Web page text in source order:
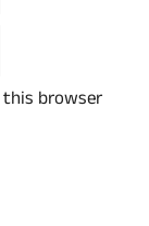
this browser